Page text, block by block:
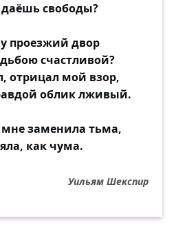
свободы?
проезжий двор
счастливой?
отрицал мой взор,
облик лживый.
заменила тьма,
как чума.
Уильям Шекспир